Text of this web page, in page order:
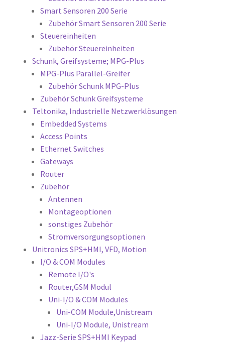
Smart Sensoren 200 Serie
Zubehör Smart Sensoren 200 Serie
Steuereinheiten
Zubehör Steuereinheiten
Schunk, Greifsysteme; MPG-Plus
MPG-Plus Parallel-Greifer
Zubehör Schunk MPG-Plus
Zubehör Schunk Greifsysteme
Teltonika, Industrielle Netzwerklösungen
Embedded Systems
Access Points
Ethernet Switches
Gateways
Router
Zubehör
Antennen
Montageoptionen
sonstiges Zubehör
Stromversorgungsoptionen
Unitronics SPS+HMI, VFD, Motion
I/O & COM Modules
Remote I/O's
Router,GSM Modul
Uni-I/O & COM Modules
Uni-COM Module,Unistream
Uni-I/O Module, Unistream
Jazz-Serie SPS+HMI Keypad